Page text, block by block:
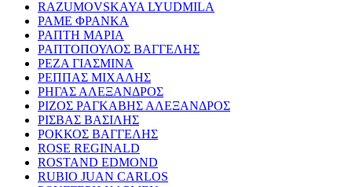
RAZUMOVSKAYA LYUDMILA
ΡΑΜΕ ΦΡΑΝΚΑ
ΡΑΠΤΗ ΜΑΡΙΑ
ΡΑΠΤΟΠΟΥΛΟΣ ΒΑΓΓΕΛΗΣ
ΡΕΖΑ ΓΙΑΣΜΙΝΑ
ΡΕΠΠΑΣ ΜΙΧΑΛΗΣ
ΡΗΓΑΣ ΑΛΕΞΑΝΔΡΟΣ
ΡΙΖΟΣ ΡΑΓΚΑΒΗΣ ΑΛΕΞΑΝΔΡΟΣ
ΡΙΣΒΑΣ ΒΑΣΙΛΗΣ
ΡΟΚΚΟΣ ΒΑΓΓΕΛΗΣ
ROSE REGINALD
ROSTAND EDMOND
RUBIO JUAN CARLOS